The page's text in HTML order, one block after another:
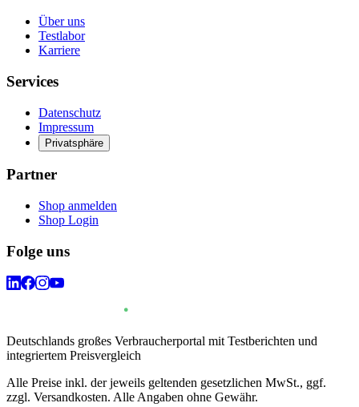
Über uns
Testlabor
Karriere
Services
Datenschutz
Impressum
Privatsphäre
Partner
Shop anmelden
Shop Login
Folge uns
Deutschlands großes Verbraucherportal mit Testberichten und
integriertem Preisvergleich
Alle Preise inkl. der jeweils geltenden gesetzlichen MwSt., ggf.
zzgl. Versandkosten. Alle Angaben ohne Gewähr.